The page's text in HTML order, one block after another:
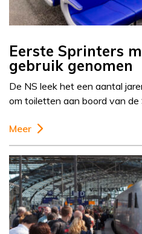
Eerste Sprinters
gebruik genomen
De NS leek het een aantal
om toiletten aan boord van
Meer